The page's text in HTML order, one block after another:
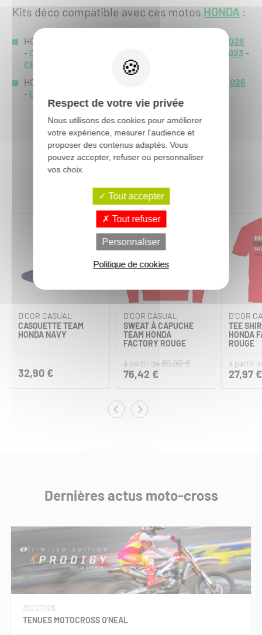
Kits déco compatible avec ces motos HONDA :
HONDA CRF-R 250 :
CRF-R 250 2026
- CRF-R 250 2025 CRF-R 250 2023 -
CRF-R 250 2022
HONDA CRF-R 450 :
CRF-R 450 2026
- CRF-R 450 2025
D'COR CASUAL
CASQUETTE TEAM
HONDA NAVY
32,90 €
D'COR CASUAL
SWEAT À CAPUCHE
TEAM HONDA
FACTORY ROUGE
à partir de89,90 €
76,42 €
D'COR
TEE
HONDA
ROUGE
à partir
27,97 €
Dernières actus moto-cross
30/07/26
TENUES MOTOCROSS O'NEAL
Respect de votre vie privée
Nous utilisons des cookies pour améliorer
votre expérience, mesurer l'audience et
proposer des contenus adaptés. Vous
pouvez accepter, refuser ou personnaliser
vos choix.
Tout accepter
Tout refuser
Personnaliser
Politique de cookies